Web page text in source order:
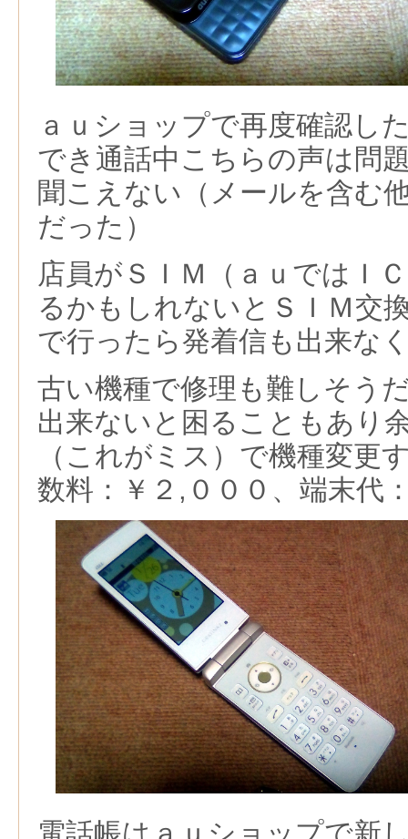
ａｕショップで再度確認し
でき通話中こちらの声は問
聞こえない（メールを含む
だった）
店員がＳＩＭ（ａｕではＩ
るかもしれないとＳＩＭ交
で行ったら発着信も出来な
古い機種で修理も難しそう
出来ないと困ることもあり
（これがミス）で機種変更
数料：￥２,０００、端末代